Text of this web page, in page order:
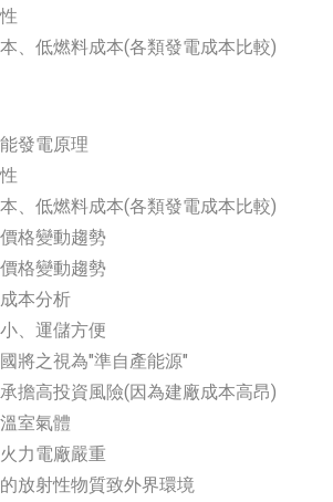
燃料成本(各類發電成本比較)
發電原理
燃料成本(各類發電成本比較)
動趨勢
動趨勢
析
運儲方便
視為"準自產能源"
投資風險(因為建廠成本高昂)
氣體
電廠嚴重
性物質致外界環境